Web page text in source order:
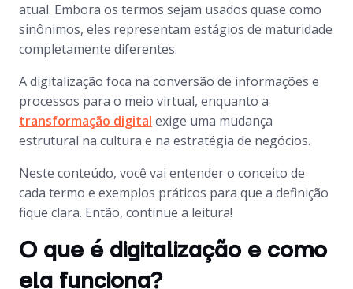
atual. Embora os termos sejam usados quase como
sinônimos, eles representam estágios de maturidade
completamente diferentes.
A digitalização foca na conversão de informações e
processos para o meio virtual, enquanto a
transformação digital exige uma mudança
estrutural na cultura e na estratégia de negócios.
Neste conteúdo, você vai entender o conceito de
cada termo e exemplos práticos para que a definição
fique clara. Então, continue a leitura!
O que é digitalização e como
ela funciona?